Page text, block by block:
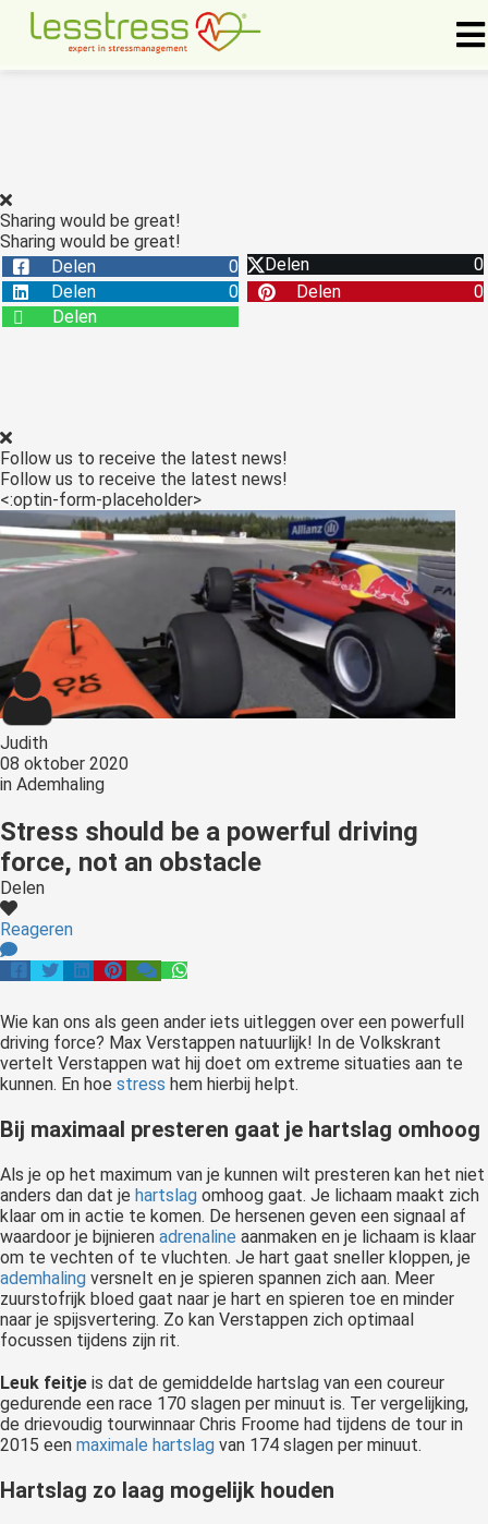
Sharing would be great!
Sharing would be great!
Delen
0 Delen
0
Delen
0 Delen
0
Delen
Follow us to receive the latest news!
Follow us to receive the latest news!
<:optin-form-placeholder>
Judith
08 oktober 2020
in Ademhaling
Stress should be a powerful driving
force, not an obstacle
Delen
Reageren
Wie kan ons als geen ander iets uitleggen over een powerfull
driving force? Max Verstappen natuurlijk! In de Volkskrant
vertelt Verstappen wat hij doet om extreme situaties aan te
kunnen. En hoe stress hem hierbij helpt.
Bij maximaal presteren gaat je hartslag omhoog
Als je op het maximum van je kunnen wilt presteren kan het niet
anders dan dat je hartslag omhoog gaat. Je lichaam maakt zich
klaar om in actie te komen. De hersenen geven een signaal af
waardoor je bijnieren adrenaline aanmaken en je lichaam is klaar
om te vechten of te vluchten. Je hart gaat sneller kloppen, je
ademhaling versnelt en je spieren spannen zich aan. Meer
zuurstofrijk bloed gaat naar je hart en spieren toe en minder
naar je spijsvertering. Zo kan Verstappen zich optimaal
focussen tijdens zijn rit.
Leuk feitje is dat de gemiddelde hartslag van een coureur
gedurende een race 170 slagen per minuut is. Ter vergelijking,
de drievoudig tourwinnaar Chris Froome had tijdens de tour in
2015 een maximale hartslag van 174 slagen per minuut.
Hartslag zo laag mogelijk houden
zijn
deze
kan de
niet
worden
om
te
over
van
gebruikt
te
Hierdoor
website-
van